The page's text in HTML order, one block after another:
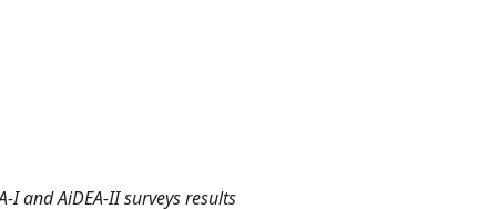
I and AiDEA-II surveys results